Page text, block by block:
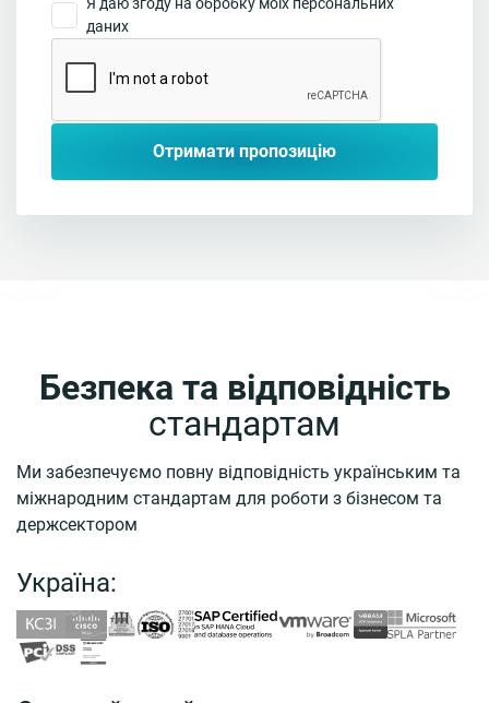
Я даю згоду на обробку моїх персональних
даних
Отримати пропозицію
Безпека та відповідність
стандартам
Ми забезпечуємо повну відповідність українським та
міжнародним стандартам для роботи з бізнесом та
держсектором
Україна: